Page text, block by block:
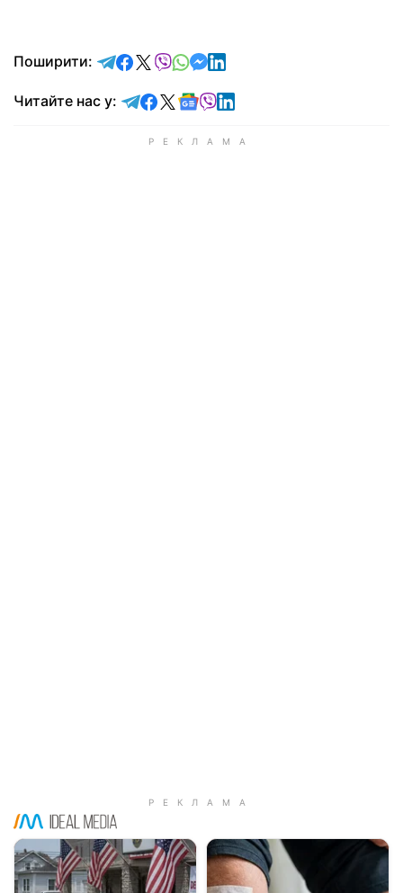
Поширити: відправити у Telegram
поділитись у Facebook
поділитись у X
відправити у Viber
відправити у Whatsapp
відправити у Messenger
відправити у LinkedIn
Читайте нас у: Читайте у Telegram
Читайте у Facebook
Читайте у X
Читайте у Google news
Читайте у Viber
Читайте у LinkedIn